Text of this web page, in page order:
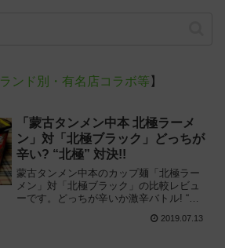
ンド別・有名店コラボ等 】
「蒙古タンメン中本 北極ラーメ
ン」対「北極ブラック」どっちが
辛い? “北極” 対決!!
蒙古タンメン中本のカップ麺「北極ラー
メン」対「北極ブラック」の比較レビュ
ーです。どっちが辛いか激辛バトル! “赤
が違うのか比べてみました。実際に食べ
2019.07.13